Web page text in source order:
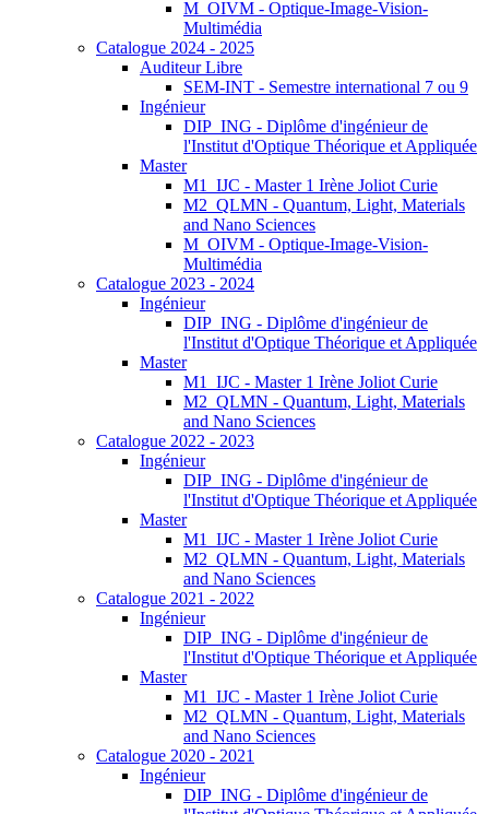
M_OIVM - Optique-Image-Vision-
Multimédia
Catalogue 2024 - 2025
Auditeur Libre
SEM-INT - Semestre international 7 ou 9
Ingénieur
DIP_ING - Diplôme d'ingénieur de
l'Institut d'Optique Théorique et Appliquée
Master
M1_IJC - Master 1 Irène Joliot Curie
M2_QLMN - Quantum, Light, Materials
and Nano Sciences
M_OIVM - Optique-Image-Vision-
Multimédia
Catalogue 2023 - 2024
Ingénieur
DIP_ING - Diplôme d'ingénieur de
l'Institut d'Optique Théorique et Appliquée
Master
M1_IJC - Master 1 Irène Joliot Curie
M2_QLMN - Quantum, Light, Materials
and Nano Sciences
Catalogue 2022 - 2023
Ingénieur
DIP_ING - Diplôme d'ingénieur de
l'Institut d'Optique Théorique et Appliquée
Master
M1_IJC - Master 1 Irène Joliot Curie
M2_QLMN - Quantum, Light, Materials
and Nano Sciences
Catalogue 2021 - 2022
Ingénieur
DIP_ING - Diplôme d'ingénieur de
l'Institut d'Optique Théorique et Appliquée
Master
M1_IJC - Master 1 Irène Joliot Curie
M2_QLMN - Quantum, Light, Materials
and Nano Sciences
Catalogue 2020 - 2021
Ingénieur
DIP_ING - Diplôme d'ingénieur de